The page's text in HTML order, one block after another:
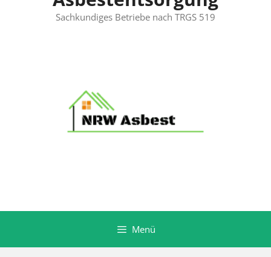
Sachkundiges Betriebe nach TRGS 519
Menü